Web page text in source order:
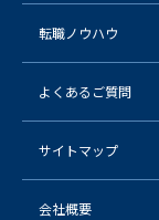
転職ノウハウ
よくあるご質問
サイトマップ
会社概要